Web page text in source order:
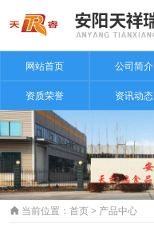
网站首页 公司简介
资质荣誉 资讯动态
 当前位置： 首页> 产品中心